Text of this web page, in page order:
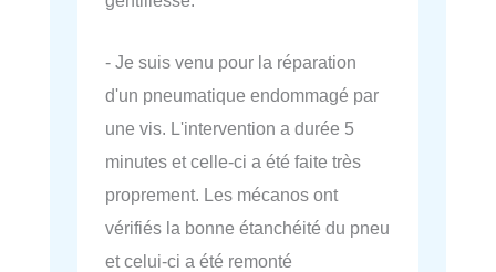
- Je suis venu pour la réparation
d'un pneumatique endommagé par
une vis. L'intervention a durée 5
minutes et celle-ci a été faite très
proprement. Les mécanos ont
vérifiés la bonne étanchéité du pneu
et celui-ci a été remonté